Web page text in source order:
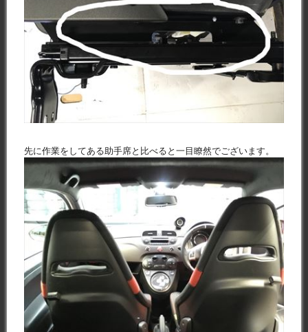
先に作業をしてある助手席と比べると一目瞭然でございます。